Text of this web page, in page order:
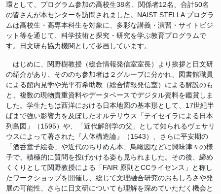
環として、プログラム参加の高校生38名、関係者12名、合計50名
の皆さんが本センターを訪問されました。NAIST STELLA プログラ
ムは高校生・高専本科生を対象に、多彩な講義・演習・サイトビジ
ット等を通じて、科学技術と探究・研究を学ぶ教育プログラムで
す。日文研も協力機関として参画しています。
はじめに、関野樹教授（総合情報発信室室長）より挨拶と日文研
の紹介があり、そののち参加者は２グループに分かれ、図書館職員
による館内見学や光平有希助教（総合情報発信室）による解説のも
と、複数の現物貴重資料やデータベースでデジタル資料を鑑賞しま
した。学生たちは西洋における日本地図の基本形として、17世紀半
ばまで強い影響力を及ぼしたオルテリウス「テイセイラによる日本
列島図」（1595）や、「近代解剖学の父」として知られるヴェサリ
ウスによって著された『人体構造論』（1543）、さらに平安期の
「酒呑童子絵巻」や近代のちりめん本、鳥瞰図などに興味津々の様
子で、積極的に質問を投げかける姿も見られました。その後、締め
くくりとして関野教授による「FAIR 原則とCCライセンス」と称し
たワークショップを開催し、総じて文理融合研究のおもしろさや発
展の可能性、さらに日文研についても理解を深めていただく機会と